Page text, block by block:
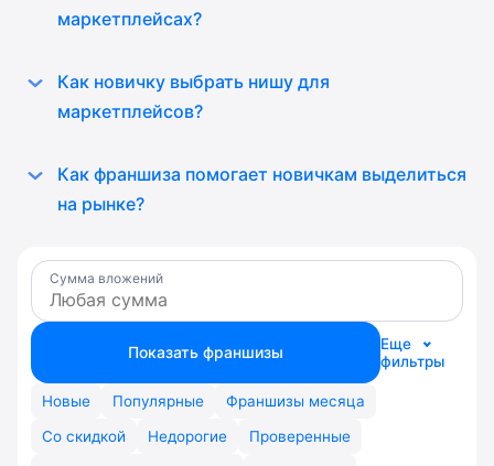
маркетплейсах?
Как новичку выбрать нишу для
маркетплейсов?
Как франшиза помогает новичкам выделиться
на рынке?
Сумма вложений
Показать франшизы
Еще
фильтры
Новые Популярные
Франшизы месяца
Со скидкой
Недорогие
Проверенные